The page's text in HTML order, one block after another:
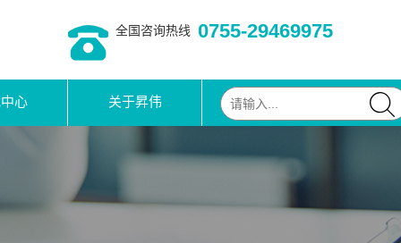
全国咨询热线 0755-29469975
心 关于昇伟